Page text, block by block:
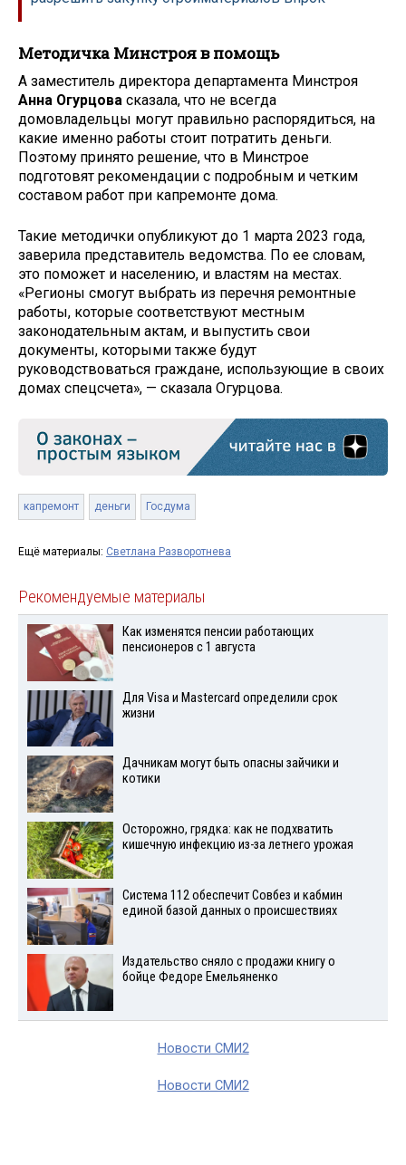
Методичка Минстроя в помощь
А заместитель директора департамента Минстроя
Анна Огурцова сказала, что не всегда
домовладельцы могут правильно распорядиться, на
какие именно работы стоит потратить деньги.
Поэтому принято решение, что в Минстрое
подготовят рекомендации с подробным и четким
составом работ при капремонте дома.
Такие методички опубликуют до 1 марта 2023 года,
заверила представитель ведомства. По ее словам,
это поможет и населению, и властям на местах.
«Регионы смогут выбрать из перечня ремонтные
работы, которые соответствуют местным
законодательным актам, и выпустить свои
документы, которыми также будут
руководствоваться граждане, использующие в своих
домах спецсчета», — сказала Огурцова.
капремонт деньги Госдума
Ещё материалы: Светлана Разворотнева
Рекомендуемые материалы
Как изменятся пенсии работающих
пенсионеров с 1 августа
Для Visа и Mastercard определили срок
жизни
Дачникам могут быть опасны зайчики и
котики
Осторожно, грядка: как не подхватить
кишечную инфекцию из-за летнего урожая
Система 112 обеспечит Совбез и кабмин
единой базой данных о происшествиях
Издательство сняло с продажи книгу о
бойце Федоре Емельяненко
Новости СМИ2
Новости СМИ2